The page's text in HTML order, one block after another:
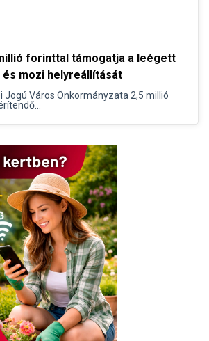
forinttal támogatja a leégett
és mozi helyreállítását
Jogú Város Önkormányzata 2,5 millió